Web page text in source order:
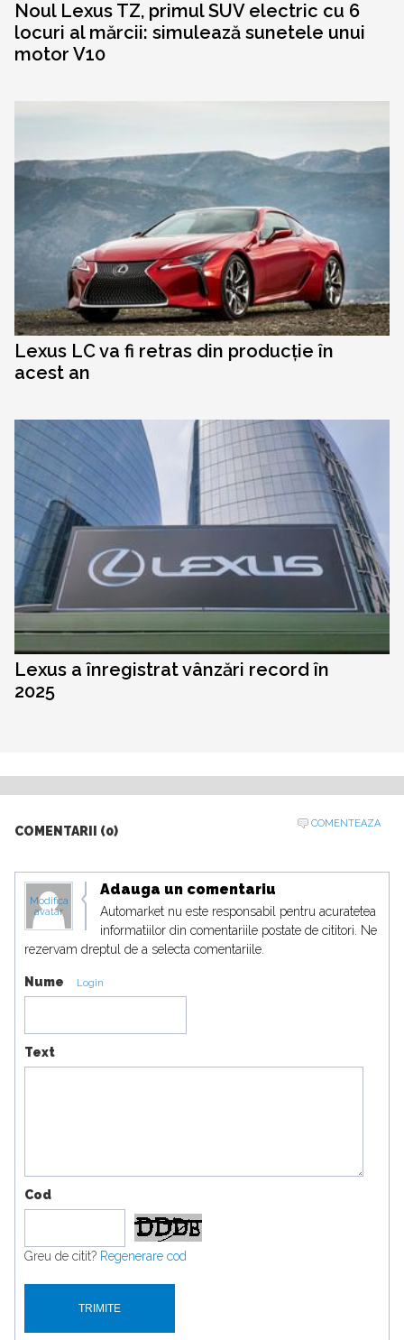
Noul Lexus TZ, primul SUV electric cu 6
locuri al mărcii: simulează sunetele unui
motor V10
Lexus LC va fi retras din producție în
acest an
Lexus a înregistrat vânzări record în
2025
COMENTARII (0)
COMENTEAZA
Modifica
avatar
Adauga un comentariu
Automarket nu este responsabil pentru acuratetea
informatiilor din comentariile postate de cititori. Ne
rezervam dreptul de a selecta comentariile.
Nume Login
Text
Cod
Greu de citit? Regenerare cod